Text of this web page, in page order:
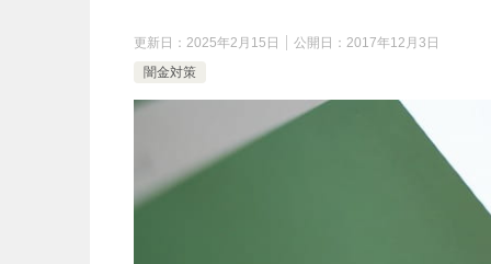
更新日： 2025年2月15日 公開日： 2017年12月3日
闇金対策